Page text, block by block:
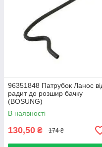
96351848 Патрубок Ланос
радит до розшир бачку
(BOSUNG)
В наявності
130,50 ₴ 174 ₴